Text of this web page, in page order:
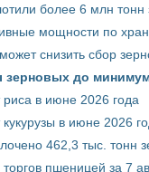
более 6 млн тонн
мощности по
снизить сбор
зерновых до
в июне 2026 года
в июне 2026
462,3 тыс. тонн
пшеницей за 7